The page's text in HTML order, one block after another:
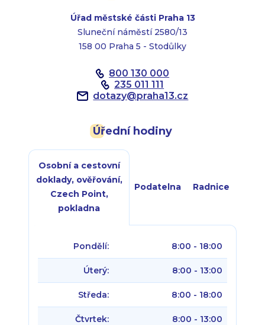
Úřad městské části Praha 13
Sluneční náměstí 2580/13
158 00 Praha 5 - Stodůlky
800 130 000
235 011 111
dotazy@praha13.cz
Úřední hodiny
Osobní a cestovní
doklady, ověřování,
Czech Point,
pokladna
Podatelna Radnice
Pondělí: 8:00 - 18:00
Úterý: 8:00 - 13:00
Středa: 8:00 - 18:00
Čtvrtek: 8:00 - 13:00